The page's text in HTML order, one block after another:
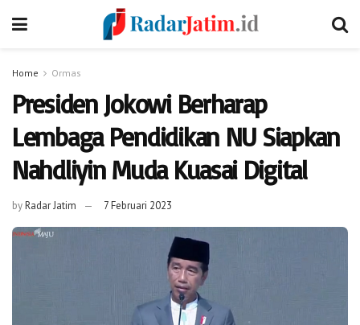
Home Ormas
Presiden Jokowi Berharap
Lembaga Pendidikan NU Siapkan
Nahdliyin Muda Kuasai Digital
byRadar Jatim 7 Februari 2023